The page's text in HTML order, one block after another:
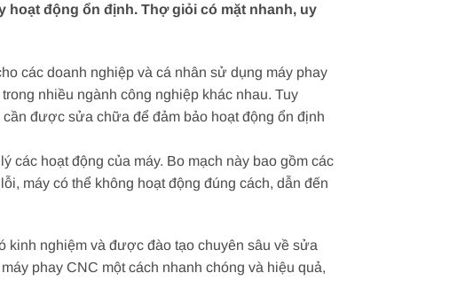
hoạt động ổn định. Thợ giỏi có mặt nhanh, uy
các doanh nghiệp và cá nhân sử dụng máy phay
nhiều ngành công nghiệp khác nhau. Tuy
được sửa chữa để đảm bảo hoạt động ổn định
các hoạt động của máy. Bo mạch này bao gồm các
máy có thể không hoạt động đúng cách, dẫn đến
kinh nghiệm và được đào tạo chuyên sâu về sửa
phay CNC một cách nhanh chóng và hiệu quả,